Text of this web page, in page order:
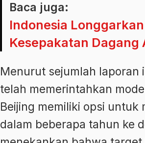
Baca juga:
Indonesia
Kesepakatan Dagang
Menurut sejumlah laporan
telah memerintahkan
Beijing memiliki opsi untuk
dalam beberapa tahun ke